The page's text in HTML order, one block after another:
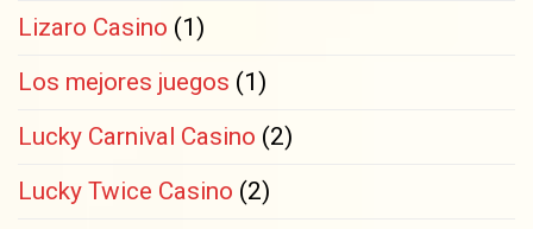
Lizaro Casino (1)
Los mejores juegos (1)
Lucky Carnival Casino (2)
Lucky Twice Casino (2)